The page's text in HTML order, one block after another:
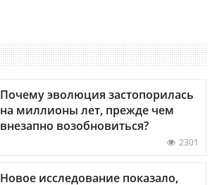
Почему эволюция застопорилась
на миллионы лет, прежде чем
внезапно возобновиться?
2301
Новое исследование показало,